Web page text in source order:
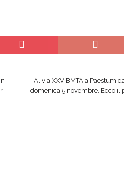
Al via XXV BMTA a Paestum
domenica 5 novembre. Ecco il